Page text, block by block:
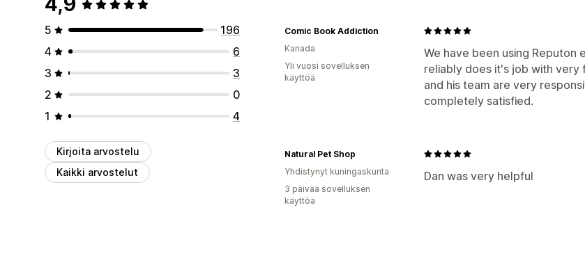
5
196
4
6
3
3
2
0
1
4
Kirjoita arvostelu
Kaikki arvostelut
We have been using Reputon
reliably does it's job with very
and his team are very
completely satisfied.
Comic Book Addiction
Kanada
Yli vuosi sovelluksen
käyttöä
Dan was very helpful
Natural Pet Shop
Yhdistynyt kuningaskunta
3 päivää sovelluksen
käyttöä